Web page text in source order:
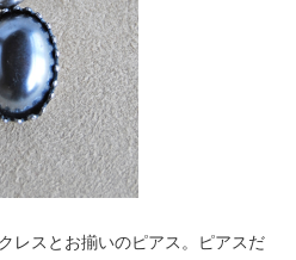
レスとお揃いのピアス。ピアスだ